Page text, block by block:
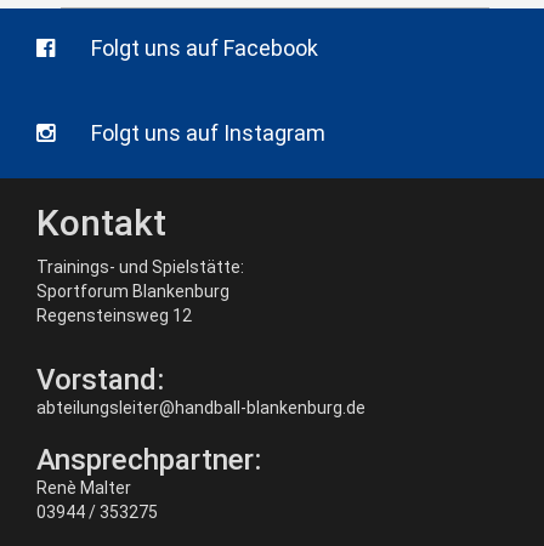
Folgt uns auf Facebook
Folgt uns auf Instagram
Kontakt
Trainings- und Spielstätte:
Sportforum Blankenburg
Regensteinsweg 12
Vorstand:
abteilungsleiter@handball-blankenburg.de
Ansprechpartner:
Renè Malter
03944 / 353275